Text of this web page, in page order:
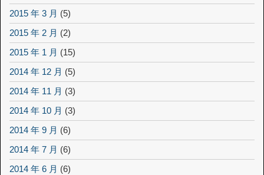
2015 年 3 月 (5)
2015 年 2 月 (2)
2015 年 1 月 (15)
2014 年 12 月 (5)
2014 年 11 月 (3)
2014 年 10 月 (3)
2014 年 9 月 (6)
2014 年 7 月 (6)
2014 年 6 月 (6)